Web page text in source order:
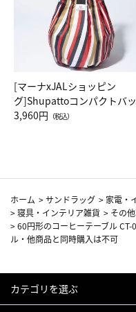
[マーナxJALショッピン
グ]Shupattoコンパクトバ
Drop JAL客室乗務員（LC）ス
3,960円 （税込）
ホーム >サンドラッグ > 家電・
>寝具・インテリア雑貨 > その
>60円形のコーヒーテーブル
ル・他商品と同時購入は不可
カテゴリを選ぶ